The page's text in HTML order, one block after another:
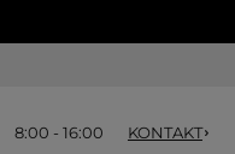
8:00 - 16:00 KONTAKT